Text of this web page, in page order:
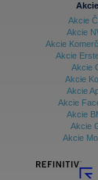
Akcie
Akcie
Akcie
Akcie
Akcie
Akcie
Akcie
Akcie
Akcie
Akcie
Akcie